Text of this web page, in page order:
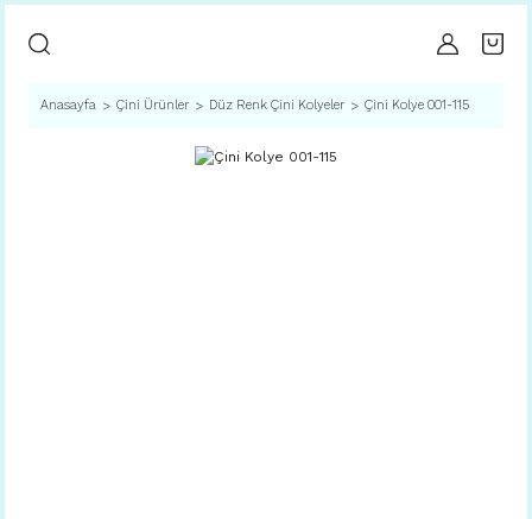
Anasayfa Çini Ürünler Düz Renk Çini Kolyeler Çini Kolye 001-115